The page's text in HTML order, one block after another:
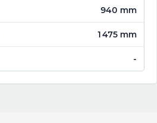
940 mm
1 475 mm
-